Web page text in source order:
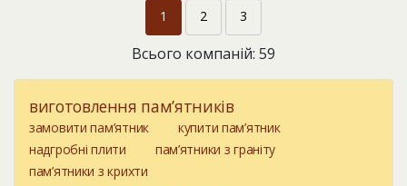
1 2 3
Всього компаній: 59
виготовлення пам’ятників
замовити пам’ятник
купити пам’ятник
надгробні плити
пам’ятники з граніту
пам’ятники з крихти